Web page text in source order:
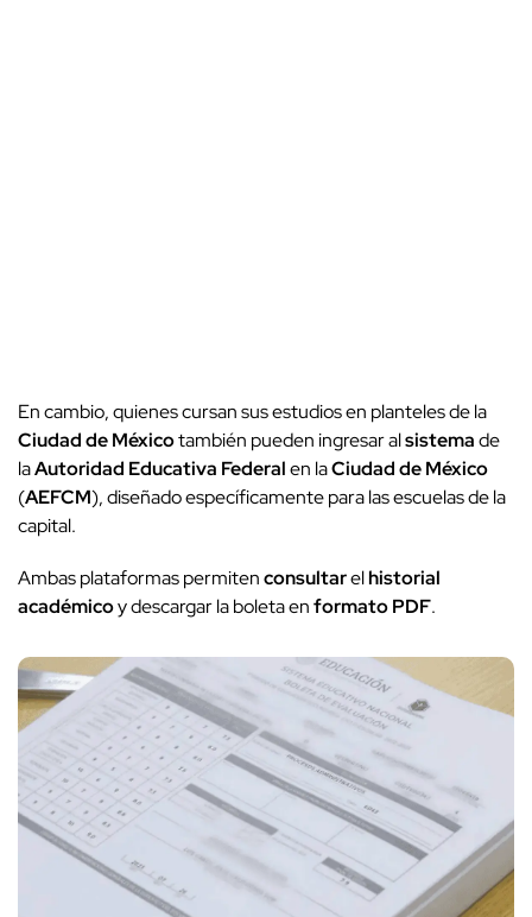
En cambio, quienes cursan sus estudios en planteles de la
Ciudad de Méxicotambién pueden ingresar alsistemade
laAutoridad Educativa Federalen laCiudad de México
(AEFCM), diseñado específicamente para las escuelas de la
capital.
Ambas plataformas permitenconsultarelhistorial
académicoy descargar la boleta enformato PDF.